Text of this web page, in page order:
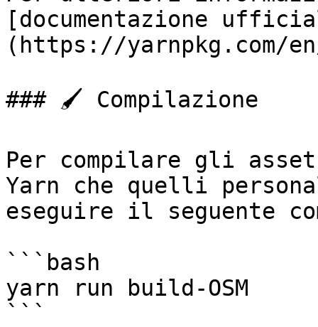
[documentazione
(https://yarnpkg.com/
### 🖌️ Compilazione
Per compilare gli
Yarn che quelli
eseguire il seguente
```bash
yarn run build-OSM
```